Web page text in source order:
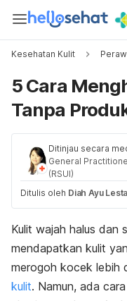
Kesehatan Kulit
5 Cara
Tanpa
Ditinjau secara
General
(RSUI)
Ditulis oleh Diah Ayu
Kulit wajah halus dan
mendapatkan kulit
merogoh kocek lebih
kulit. Namun, ada